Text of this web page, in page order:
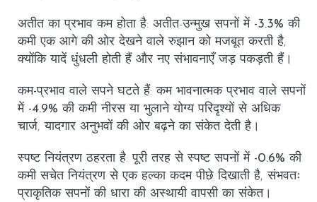
अतीत का प्रभाव कम होता है: अतीत-उन्मुख सपनों में -3.3% की
कमी एक आगे की ओर देखने वाले रुझान को मजबूत करती है,
क्योंकि यादें धुंधली होती हैं और नए संभावनाएँ जड़ पकड़ती हैं।
कम-प्रभाव वाले सपने घटते हैं: कम भावनात्मक प्रभाव वाले सपनों
में -4.9% की कमी नीरस या भुलाने योग्य परिदृश्यों से अधिक
चार्ज, यादगार अनुभवों की ओर बढ़ने का संकेत देती है।
स्पष्ट नियंत्रण ठहरता है: पूरी तरह सेस्पष्ट सपनोंमें -0.6% की
कमी सचेत नियंत्रण से एक हल्का कदम पीछे दिखाती है, संभवतः
प्राकृतिक सपनों की धारा की अस्थायी वापसी का संकेत।